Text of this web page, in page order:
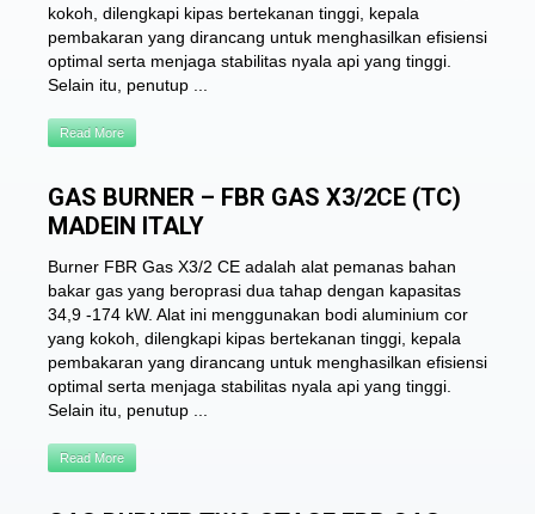
kokoh, dilengkapi kipas bertekanan tinggi, kepala
pembakaran yang dirancang untuk menghasilkan efisiensi
optimal serta menjaga stabilitas nyala api yang tinggi.
Selain itu, penutup ...
Read More
GAS BURNER – FBR GAS X3/2CE (TC)
MADEIN ITALY
Burner FBR Gas X3/2 CE adalah alat pemanas bahan
bakar gas yang beroprasi dua tahap dengan kapasitas
34,9 -174 kW. Alat ini menggunakan bodi aluminium cor
yang kokoh, dilengkapi kipas bertekanan tinggi, kepala
pembakaran yang dirancang untuk menghasilkan efisiensi
optimal serta menjaga stabilitas nyala api yang tinggi.
Selain itu, penutup ...
Read More